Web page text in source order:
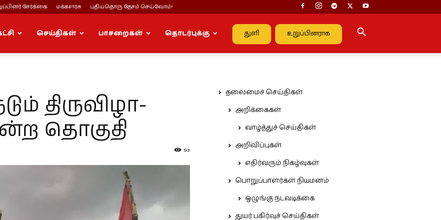
சேர்க்கை மக்களரசு புதியதொரு தேசம் செய்வோம்!
துளி உறுப்பினராக
செய்திகள் பாசறைகள் தொடர்புக்கு
திருவிழா-
தொகுதி
93
தலைமைச் செய்திகள்
அறிக்கைகள்
வாழ்த்துச் செய்திகள்
அறிவிப்புகள்
எதிர்வரும் நிகழ்வுகள்
பொறுப்பாளர்கள் நியமனம்
ஒழுங்கு நடவடிக்கை
துயர் பகிர்வுச் செய்திகள்